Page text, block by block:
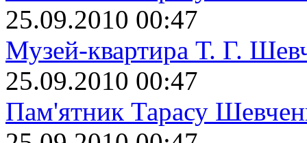
25.09.2010 00:47
Музей-квартира Т. Г.
25.09.2010 00:47
Пам'ятник Тарасу